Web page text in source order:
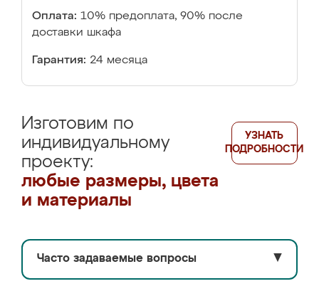
Оплата: 10% предоплата, 90% после
доставки шкафа
Гарантия: 24 месяца
Изготовим по
индивидуальному
проекту:
любые размеры, цвета
и материалы
УЗНАТЬ
ПОДРОБНОСТИ
Часто задаваемые вопросы ▼